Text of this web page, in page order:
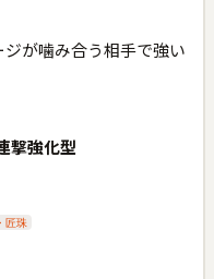
が噛み合う相手で強い
撃強化型
匠珠